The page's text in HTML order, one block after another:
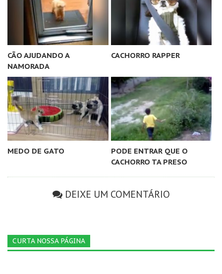
CÃO AJUDANDO A
NAMORADA
CACHORRO RAPPER
MEDO DE GATO
PODE ENTRAR QUE O
CACHORRO TA PRESO
DEIXE UM COMENTÁRIO
CURTA NOSSA PÁGINA